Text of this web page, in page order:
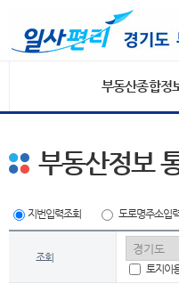
부동산종합정
부동산정보
지번입력조회 도로명주소입
조회
토지이